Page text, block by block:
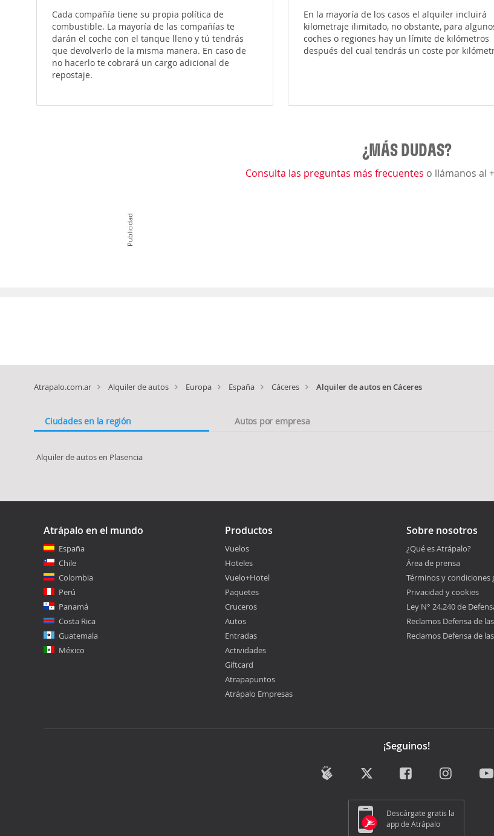
Cada compañía tiene su propia política de
combustible. La mayoría de las compañías te
darán el coche con el tanque lleno y tú tendrás
que devolverlo de la misma manera. En caso de
no hacerlo te cobrará un cargo adicional de
repostaje.
En la mayoría de los casos el alquiler incluirá
kilometraje ilimitado, no obstante, para
coches o regiones hay un límite de kilómetros
después del cual tendrás un coste por
¿MÁS DUDAS?
Consulta las preguntas más frecuentes o llámanos al
Publicidad
Atrapalo.com.ar Alquiler de autos Europa España Cáceres Alquiler de autos en Cáceres
Ciudades en la región Autos por empresa
Alquiler de autos en Plasencia
Atrápalo en el mundo
España
Chile
Colombia
Perú
Panamá
Costa Rica
Guatemala
México
Productos
Vuelos
Hoteles
Vuelo+Hotel
Paquetes
Cruceros
Autos
Entradas
Actividades
Giftcard
Atrapapuntos
Atrápalo Empresas
Sobre nosotros
¿Qué es Atrápalo?
Área de prensa
Términos y condiciones
Privacidad y cookies
Ley N° 24.240 de
Reclamos Defensa de
Reclamos Defensa de
¡Seguinos!
Descárgate gratis la
app de Atrápalo